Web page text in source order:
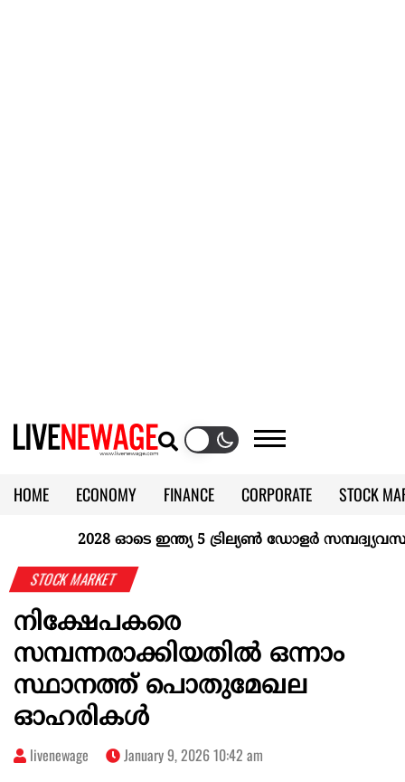
HOME ECONOMY FINANCE CORPORATE
STOCK
KERALA @70
2028 ഓടെ ഇന്ത്യ 5 ട്രില്യണ്‍ ഡോളര്‍
STOCK MARKET
നിക്ഷേപകരെ
സമ്പന്നരാക്കിയതിൽ ഒന്നാം
സ്ഥാനത്ത് പൊതുമേഖല
ഓഹരികൾ
livenewage January 9, 2026 10:42 am